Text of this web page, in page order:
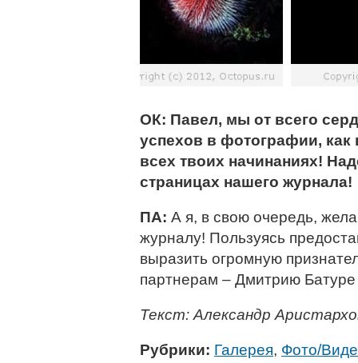
ОК: Павел, мы от всего
успехов в фотографии, как
всех твоих начинаниях!
страницах нашего журнала!
ПА: А я, в свою очередь,
журналу! Пользуясь
выразить огромную
партнерам – Дмитрию
Текст: Александр
Рубрики: Галерея, Фото/